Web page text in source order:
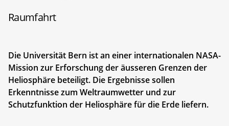
Raumfahrt
Die Universität Bern ist an einer internationalen NASA-
Mission zur Erforschung der äusseren Grenzen der
Heliosphäre beteiligt. Die Ergebnisse sollen
Erkenntnisse zum Weltraumwetter und zur
Schutzfunktion der Heliosphäre für die Erde liefern.